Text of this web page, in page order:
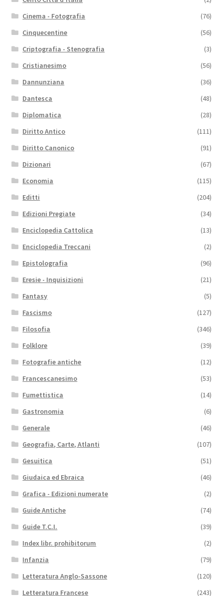
Cinema - Fotografia
(76)
Cinquecentine
(56)
Criptografia - Stenografia
(3)
Cristianesimo
(56)
Dannunziana
(36)
Dantesca
(48)
Diplomatica
(28)
Diritto Antico
(111)
Diritto Canonico
(91)
Dizionari
(67)
Economia
(115)
Editti
(204)
Edizioni Pregiate
(34)
Enciclopedia Cattolica
(13)
Enciclopedia Treccani
(2)
Epistolografia
(96)
Eresie - Inquisizioni
(21)
Fantasy
(5)
Fascismo
(127)
Filosofia
(346)
Folklore
(39)
Fotografie antiche
(12)
Francescanesimo
(53)
Fumettistica
(14)
Gastronomia
(6)
Generale
(46)
Geografia, Carte, Atlanti
(107)
Gesuitica
(51)
Giudaica ed Ebraica
(46)
Grafica - Edizioni numerate
(2)
Guide Antiche
(74)
Guide T.C.I.
(39)
Index libr. prohibitorum
(2)
Infanzia
(79)
Letteratura Anglo-Sassone
(120)
Letteratura Francese
(243)